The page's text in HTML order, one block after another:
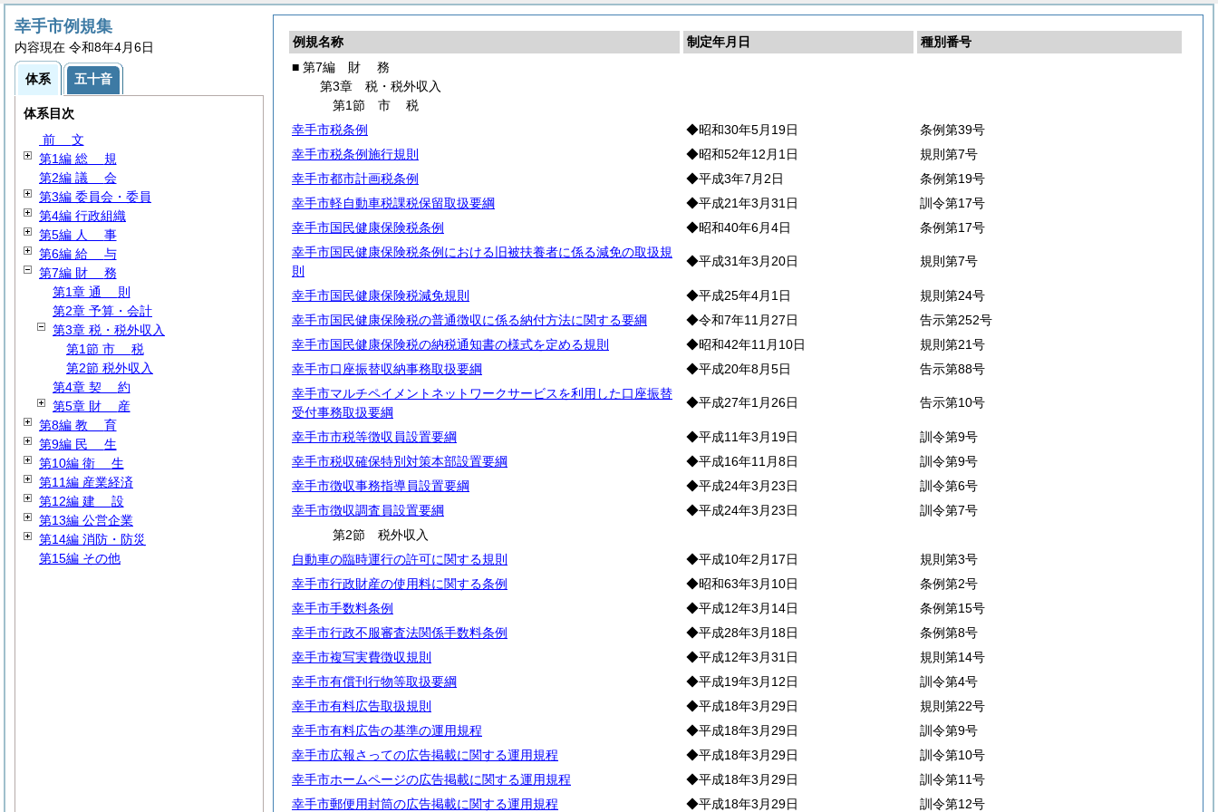
例規名称 制定年月日
種別番号
■ 第7編 財 務
第3章 税・税外収入
第1節 市税
幸手市税条例
◆昭和30年5月19日
条例第39号
幸手市税条例施行規則
◆昭和52年12月1日
規則第7号
幸手市都市計画税条例
◆平成3年7月2日
条例第19号
幸手市軽自動車税課税保留取扱要綱
◆平成21年3月31日
訓令第17号
幸手市国民健康保険税条例
◆昭和40年6月4日
条例第17号
幸手市国民健康保険税条例における旧被扶養者に係る減免の取扱規
則
◆平成31年3月20日 規則第7号
幸手市国民健康保険税減免規則 ◆平成25年4月1日
規則第24号
幸手市国民健康保険税の普通徴収に係る納付方法に関する要綱
◆令和7年11月27日
告示第252号
幸手市国民健康保険税の納税通知書の様式を定める規則
◆昭和42年11月10日
規則第21号
幸手市口座振替収納事務取扱要綱
◆平成20年8月5日
告示第88号
幸手市マルチペイメントネットワークサービスを利用した口座振替
受付事務取扱要綱
◆平成27年1月26日 告示第10号
幸手市市税等徴収員設置要綱 ◆平成11年3月19日
訓令第9号
幸手市税収確保特別対策本部設置要綱
◆平成16年11月8日
訓令第9号
幸手市徴収事務指導員設置要綱
◆平成24年3月23日
訓令第6号
幸手市徴収調査員設置要綱
◆平成24年3月23日
訓令第7号
第2節 税外収入
自動車の臨時運行の許可に関する規則
◆平成10年2月17日
規則第3号
幸手市行政財産の使用料に関する条例
◆昭和63年3月10日
条例第2号
幸手市手数料条例
◆平成12年3月14日
条例第15号
幸手市行政不服審査法関係手数料条例
◆平成28年3月18日
条例第8号
幸手市複写実費徴収規則
◆平成12年3月31日
規則第14号
幸手市有償刊行物等取扱要綱
◆平成19年3月12日
訓令第4号
幸手市有料広告取扱規則
◆平成18年3月29日
規則第22号
幸手市有料広告の基準の運用規程
◆平成18年3月29日
訓令第9号
幸手市広報さっての広告掲載に関する運用規程
◆平成18年3月29日
訓令第10号
幸手市ホームページの広告掲載に関する運用規程
◆平成18年3月29日
訓令第11号
幸手市郵便用封筒の広告掲載に関する運用規程
◆平成18年3月29日 訓令第12号
幸手市例規集
内容現在 令和8年4月6日
体系 五十音
体系目次
前 文
第1編 総 規
第2編 議 会
第3編 委員会・委員
第4編 行政組織
第5編 人 事
第6編 給 与
第7編 財 務
第1章 通 則
第2章 予算・会計
第3章 税・税外収入
第1節 市 税
第2節 税外収入
第4章 契 約
第5章 財 産
第8編 教 育
第9編 民 生
第10編 衛 生
第11編 産業経済
第12編 建 設
第13編 公営企業
第14編 消防・防災
第15編 その他